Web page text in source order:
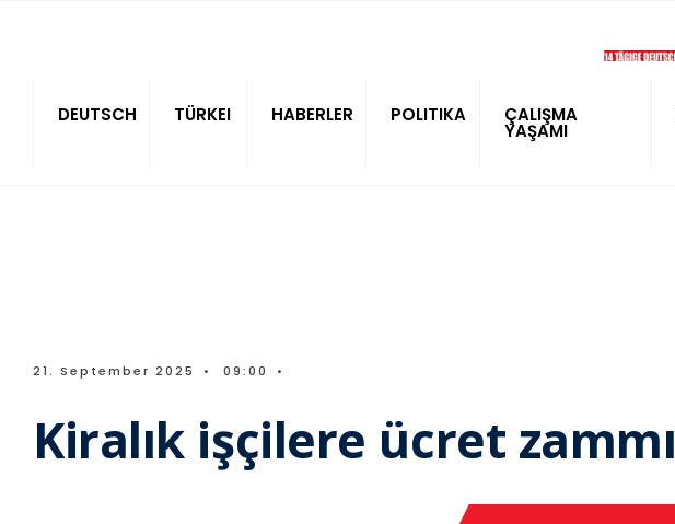
DEUTSCH TÜRKEI HABERLER POLITIKA ÇALIŞMA
YAŞAMI
21. September 2025 • 09:00 •
Kiralık işçilere ücret zammı